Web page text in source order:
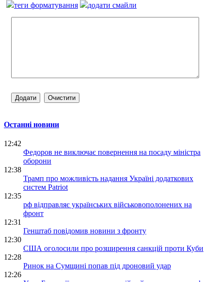
теги форматування додати смайли
Останні новини
12:42
Федоров не виключає повернення на посаду міністра
оборони
12:38
Трамп про можливість надання Україні додаткових
систем Patriot
12:35
рф відправляє українських військовополонених на
фронт
12:31
Генштаб повідомив новини з фронту
12:30
США оголосили про розширення санкцій проти Куби
12:28
Ринок на Сумщині попав під дроновий удар
12:26